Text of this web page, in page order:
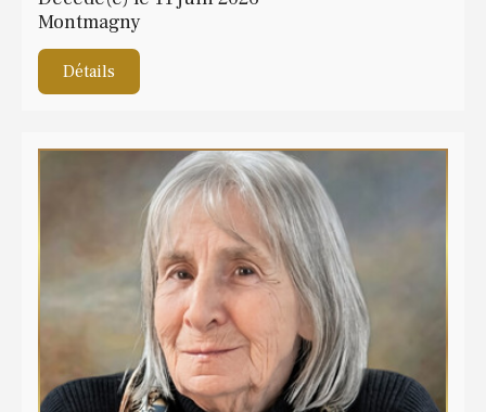
Montmagny
Détails